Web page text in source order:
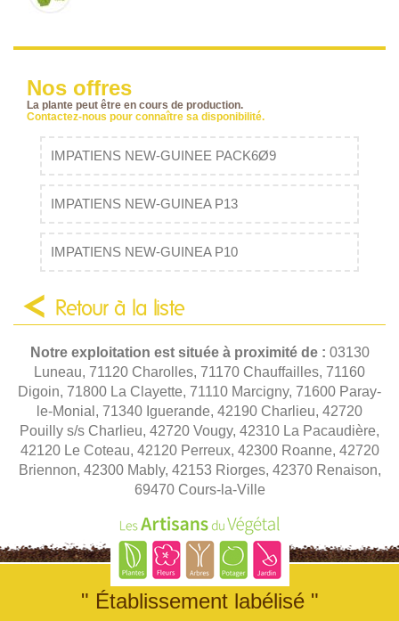
Nos offres
La plante peut être en cours de production.
Contactez-nous pour connaître sa disponibilité.
IMPATIENS NEW-GUINEE PACK6Ø9
IMPATIENS NEW-GUINEA P13
IMPATIENS NEW-GUINEA P10
Retour à la liste
Notre exploitation est située à proximité de : 03130
Luneau, 71120 Charolles, 71170 Chauffailles, 71160
Digoin, 71800 La Clayette, 71110 Marcigny, 71600 Paray-
le-Monial, 71340 Iguerande, 42190 Charlieu, 42720
Pouilly s/s Charlieu, 42720 Vougy, 42310 La Pacaudière,
42120 Le Coteau, 42120 Perreux, 42300 Roanne, 42720
Briennon, 42300 Mably, 42153 Riorges, 42370 Renaison,
69470 Cours-la-Ville
" Établissement labélisé "